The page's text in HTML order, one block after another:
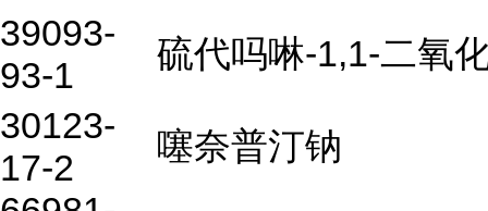
39093-
93-1
硫代吗啉-1,1-二氧
30123-
17-2
噻奈普汀钠